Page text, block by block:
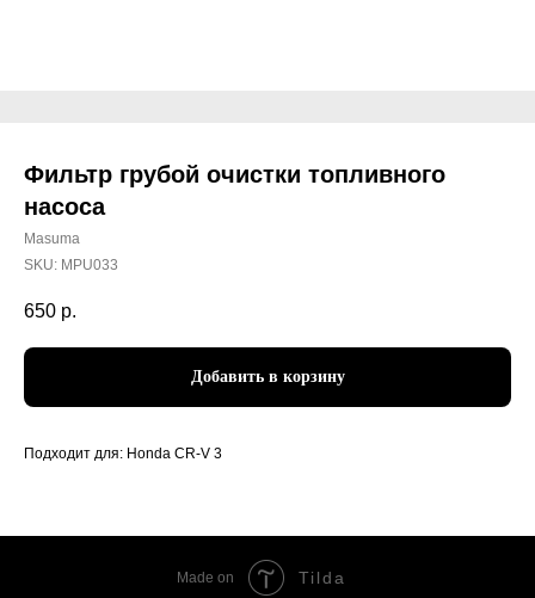
Фильтр грубой очистки топливного
насоса
Masuma
SKU: MPU033
650 р.
Добавить в корзину
Подходит для: Honda CR-V 3
Made on Tilda